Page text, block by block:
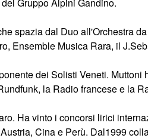
spazia dal Duo all'Orchestra
Ensemble Musica Rara, il
dei Solisti Veneti. Muttoni
la Radio francese e la
Ha vinto i concorsi lirici
Cina e Perù. Dal1999